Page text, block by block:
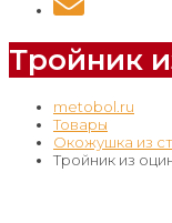
Тройник
metobol.ru
Товары
Окожушка из
Тройник из